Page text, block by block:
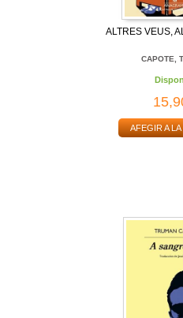
ALTRES VEUS,
CAPOTE,
AFEGIR A